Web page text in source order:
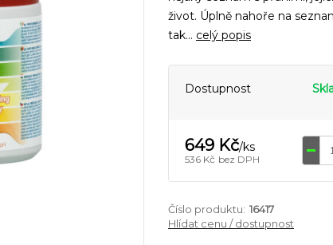
život. Úplně nahoře na
tak... celý popis
Dostupnost
649 Kč/ks
536 Kč bez DPH
Číslo produktu: 16417
Hlídat cenu / dostupnost